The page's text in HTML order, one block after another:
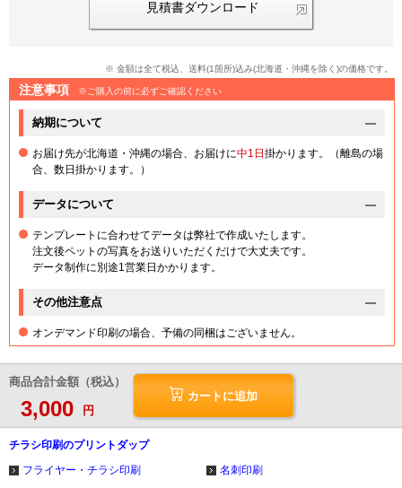
見積書ダウンロード
※ 金額は全て税込、送料(1箇所)込み(北海道・沖縄を除く)の価格です。
注意事項 ※ご購入の前に必ずご確認ください
納期について
お届け先が北海道・沖縄の場合、お届けに中1日 掛かります。（離島の場
合、数日掛かります。）
データについて
テンプレートに合わせてデータは弊社で作成いたします。
注文後ペットの写真をお送りいただくだけで大丈夫です。
データ制作に別途1営業日かかります。
その他注意点
オンデマンド印刷の場合、予備の同梱はございません。
商品合計金額（税込）
3,000 円
カートに追加
チラシ印刷のプリントダップ
フライヤー・チラシ印刷
名刺印刷